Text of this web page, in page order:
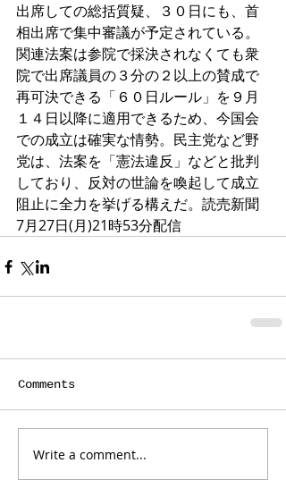
出席しての総括質疑、３０日にも、首
相出席で集中審議が予定されている。
関連法案は参院で採決されなくても衆
院で出席議員の３分の２以上の賛成で
再可決できる「６０日ルール」を９月
１４日以降に適用できるため、今国会
での成立は確実な情勢。民主党など野
党は、法案を「憲法違反」などと批判
しており、反対の世論を喚起して成立
阻止に全力を挙げる構えだ。読売新聞
7月27日(月)21時53分配信
Comments
Write a comment...